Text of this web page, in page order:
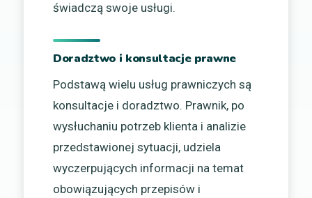
świadczą swoje usługi.
Doradztwo i konsultacje prawne
Podstawą wielu usług prawniczych są
konsultacje i doradztwo. Prawnik, po
wysłuchaniu potrzeb klienta i analizie
przedstawionej sytuacji, udziela
wyczerpujących informacji na temat
obowiązujących przepisów i